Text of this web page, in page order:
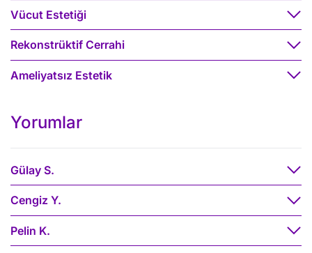
Vücut Estetiği
Rekonstrüktif Cerrahi
Ameliyatsız Estetik
Yorumlar
Gülay S.
Cengiz Y.
Pelin K.